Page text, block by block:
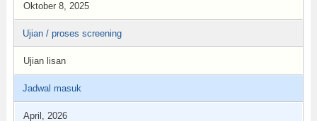
Oktober 8, 2025
Ujian / proses screening
Ujian lisan
Jadwal masuk
April, 2026